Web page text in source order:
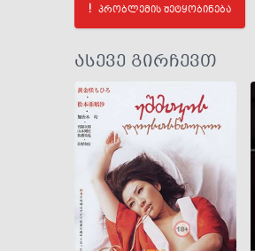
პრობლემის შეტყობინება
ასევე გირჩევთ